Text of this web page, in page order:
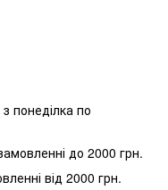
понеділка по
до 2000 грн.
від 2000 грн.